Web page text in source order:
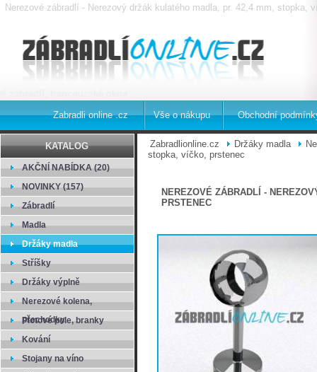
Nerezové zábradlí - Nerezový držák kulatého madla, pr. 42,4 mm, stopka,
Zabradli online .cz
Vše o nákupu Obchodní
KATALOG
AKČNÍ NABÍDKA (20)
NOVINKY (157)
Zábradlí
Madla
Držáky madla
Stříšky
Držáky výplně
Nerezové kolena,
přechodky
Plotové pole, branky
Kování
Stojany na víno
Zabradlionline.cz Držáky madla
stopka, víčko, prstenec
NEREZOVÉ ZÁBRADLÍ -
PRSTENEC